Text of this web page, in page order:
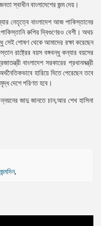
স্বাধীন বাংলাদেশের জন্ম দেয়।
নেতৃত্বে বাংলাদেশ আজ পাকিস্তানের
রুপির দ্বিগুণেরও বেশী। অথচ
শোষণ থেকে আমাদের রক্ষা করেছেন
রাষ্ট্রের বয়স বঙ্গবন্ধু কন্যার বয়সের
বাংলাদেশ সরকারের প্রধানমন্ত্রী
হারিয়ে দিতে পেরেছেন তবে
দেশে পরিণত হবে।
জাদু জানতে চান,আর শেখ হাসিনা
,